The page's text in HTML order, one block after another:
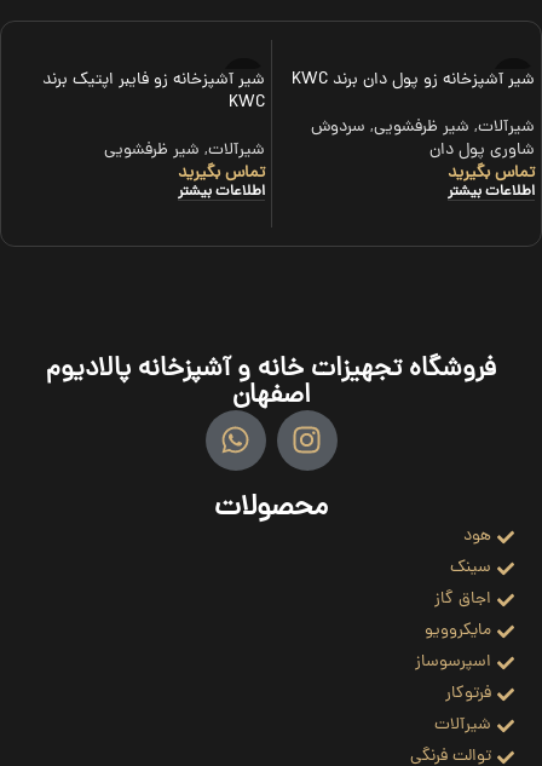
شیر آشپزخانه زو پول دان برند KWC
شیرآلات, شیر ظرفشویی, سردوش
شاوری پول دان
تماس بگیرید
اطلاعات بیشتر
شیر آشپزخانه زو فایبر اپتیک برند
KWC
شیرآلات, شیر ظرفشویی
تماس بگیرید
اطلاعات بیشتر
فروشگاه تجهیزات خانه و آشپزخانه پالادیوم
اصفهان
محصولات
هود
سینک
اجاق گاز
مایکروویو
اسپرسوساز
فرتوکار
شیرآلات
توالت فرنگی